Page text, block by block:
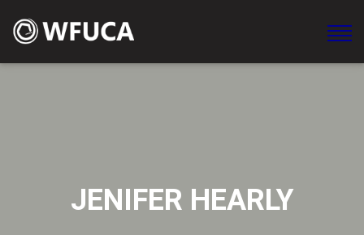
WFUCA Federación Mundial de Clubes y Asociaciones en
JENIFER HEARLY